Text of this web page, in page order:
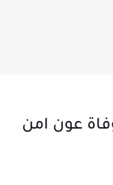
عون امن